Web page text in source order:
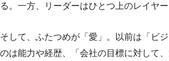
る。一方、リーダーはひとつ上のレイヤ
そして、ふたつめが「愛」。以前は「ビ
のは能力や経歴、「会社の目標に対して